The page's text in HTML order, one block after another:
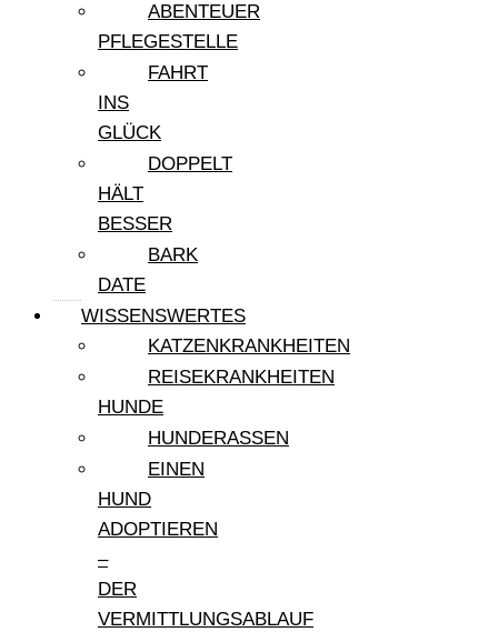
ABENTEUER
PFLEGESTELLE
FAHRT
INS
GLÜCK
DOPPELT
HÄLT
BESSER
BARK
DATE
WISSENSWERTES
KATZENKRANKHEITEN
REISEKRANKHEITEN
HUNDE
HUNDERASSEN
EINEN
HUND
ADOPTIEREN
–
DER
VERMITTLUNGSABLAUF